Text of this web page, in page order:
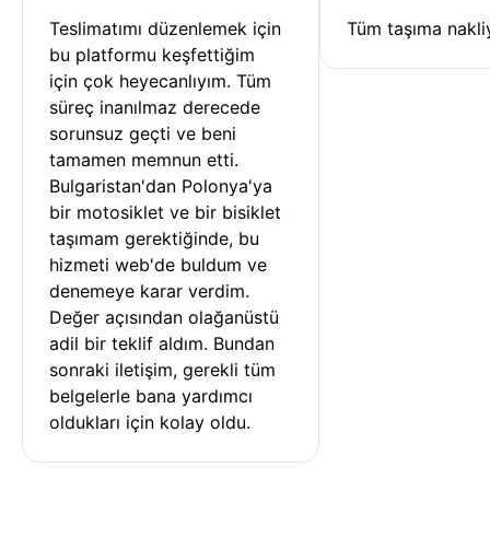
Teslimatımı düzenlemek için
bu platformu keşfettiğim
için çok heyecanlıyım. Tüm
süreç inanılmaz derecede
sorunsuz geçti ve beni
tamamen memnun etti.
Bulgaristan'dan Polonya'ya
bir motosiklet ve bir bisiklet
taşımam gerektiğinde, bu
hizmeti web'de buldum ve
denemeye karar verdim.
Değer açısından olağanüstü
adil bir teklif aldım. Bundan
sonraki iletişim, gerekli tüm
belgelerle bana yardımcı
oldukları için kolay oldu.
Tüm taşıma